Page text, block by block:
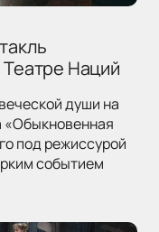
Наций
души на
«Обыкновенная
под режиссурой
событием